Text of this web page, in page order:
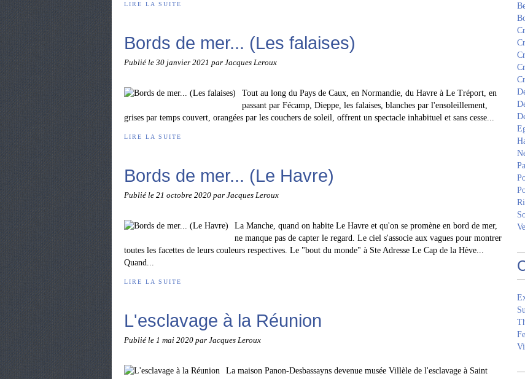
LIRE LA SUITE
Bords de mer... (Les falaises)
Publié le 30 janvier 2021 par Jacques Leroux
Tout au long du Pays de Caux, en Normandie, du Havre à Le Tréport, en
passant par Fécamp, Dieppe, les falaises, blanches par l'ensoleillement,
grises par temps couvert, orangées par les couchers de soleil, offrent un spectacle inhabituel et sans cesse...
LIRE LA SUITE
Bords de mer... (Le Havre)
Publié le 21 octobre 2020 par Jacques Leroux
La Manche, quand on habite Le Havre et qu'on se promène en bord de mer,
ne manque pas de capter le regard. Le ciel s'associe aux vagues pour montrer
toutes les facettes de leurs couleurs respectives. Le "bout du monde" à Ste Adresse Le Cap de la Hève...
Quand...
LIRE LA SUITE
L'esclavage à la Réunion
Publié le 1 mai 2020 par Jacques Leroux
La maison Panon-Desbassayns devenue musée Villèle de l'esclavage à Saint